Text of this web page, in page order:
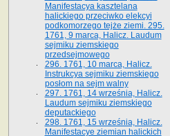
Manifestacya kasztelana
halickiego przeciwko elekcyi
podkomorzego tejże ziemi. 295.
1761, 9 marca, Halicz. Laudum
sejmiku ziemskiego
przedsejmowego
296. 1761, 10 marca, Halicz.
Instrukcya sejmiku ziemskiego
posłom na sejm walny
297. 1761, 14 września, Halicz.
Laudum sejmiku ziemskiego
deputackiego
298. 1761, 15 września, Halicz.
Manifestacye ziemian halickich